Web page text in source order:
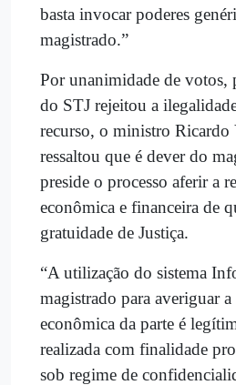
basta invocar poderes
magistrado.”
Por unanimidade de votos,
do STJ rejeitou a
recurso, o ministro Ricardo
ressaltou que é dever do
preside o processo aferir a
econômica e financeira de
gratuidade de Justiça.
“A utilização do sistema
magistrado para averiguar a
econômica da parte é
realizada com finalidade
sob regime de